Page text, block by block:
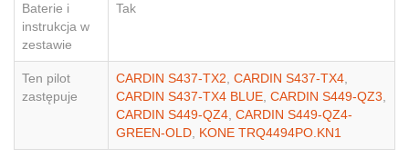
Baterie i
instrukcja w
zestawie
Tak
Ten pilot
zastępuje
CARDIN S437-TX2, CARDIN S437-TX4,
CARDIN S437-TX4 BLUE, CARDIN S449-QZ3,
CARDIN S449-QZ4, CARDIN S449-QZ4-
GREEN-OLD, KONE TRQ4494PO.KN1